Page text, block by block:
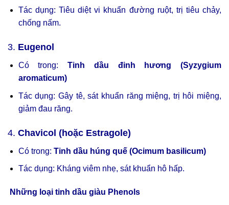
Tác dụng: Tiêu diệt vi khuẩn đường ruột, trị tiêu chảy,
chống nấm.
3. Eugenol
Có trong:Tinh dầu đinh hương (Syzygium
aromaticum)
Tác dụng: Gây tê, sát khuẩn răng miệng, trị hôi miệng,
giảm đau răng.
4. Chavicol (hoặc Estragole)
Có trong: Tinh dầu húng quế (Ocimum basilicum)
Tác dụng: Kháng viêm nhẹ, sát khuẩn hô hấp.
Những loại tinh dầu giàu Phenols